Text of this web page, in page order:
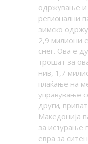
одржување и
регионални
зимско
2,9 милиони
снег. Ова е
трошат за
нив, 1,7
плаќање на
управување
други,
Македонија
за истурање
евра за